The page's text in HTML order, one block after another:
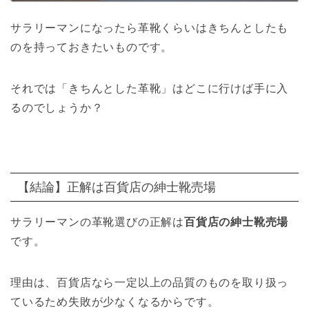
サラリーマンになったら革靴くらいはきちんとしたも
のを持っておきたいものです。
それでは「きちんとした革靴」はどこに行けば手に入
るのでしょうか？
【結論】正解は百貨店の紳士靴売場
サラリーマンの革靴選びの正解は百貨店の紳士靴売場
です。
理由は、百貨店なら一定以上の品質のものを取り扱っ
ているため失敗が少なくなるからです。